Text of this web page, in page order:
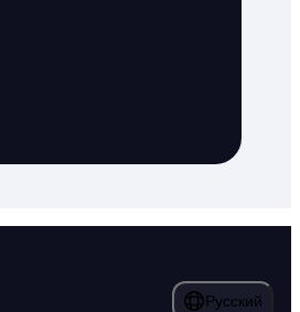
Русский